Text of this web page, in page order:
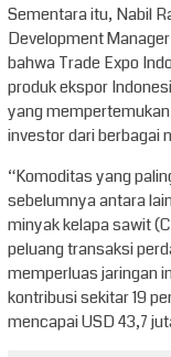
Sementara itu, Nabil
Development
bahwa Trade Expo
produk ekspor
yang
investor dari berbagai
“Komoditas yang
sebelumnya antara
minyak kelapa sawit
peluang transaksi
memperluas jaringan
kontribusi sekitar 19
mencapai USD 43,7